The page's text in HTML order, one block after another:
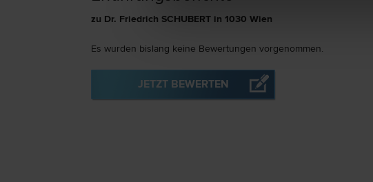
zu Dr. Friedrich SCHUBERT in 1030 Wien
Es wurden bislang keine Bewertungen vorgenommen.
JETZT BEWERTEN